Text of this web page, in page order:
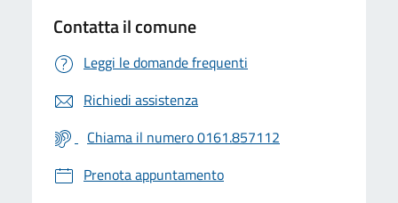
Contatta il comune
Leggi le domande frequenti
Richiedi assistenza
Chiama il numero 0161.857112
Prenota appuntamento